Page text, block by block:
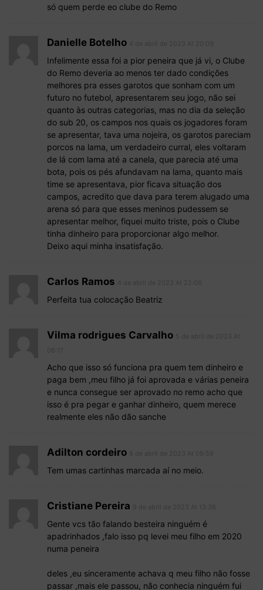
só quem perde eo clube do Remo
Danielle Botelho
Infelimente essa foi a pior peneira que já vi, o Clube
do Remo deveria ao menos ter dado condições
melhores pra esses garotos que sonham com um
futuro no futebol, apresentarem seu jogo, não sei
quanto às outras categorias, mas no dia da seleção
do sub 20, os campos nos quais os jogadores foram
se apresentar, tava uma nojeira, os garotos pareciam
porcos na lama, um verdadeiro curral, eles voltaram
de lá com lama até a canela, que parecia até uma
bota, pois os pés afundavam na lama, quanto mais
time se apresentava, pior ficava situação dos
campos, acredito que dava para terem alugado uma
arena só para que esses meninos pudessem se
apresentar melhor, fiquei muito triste, pois o Clube
tinha dinheiro para proporcionar algo melhor.
Deixo aqui minha insatisfação.
Carlos Ramos
Perfeita tua colocação Beatriz
Vilma rodrigues Carvalho
Acho que isso só funciona pra quem tem dinheiro e
paga bem ,meu filho já foi aprovada e várias peneira
e nunca consegue ser aprovado no remo acho que
isso é pra pegar e ganhar dinheiro, quem merece
realmente eles não dão sanche
Adilton cordeiro
Tem umas cartinhas marcada aí no meio.
Cristiane Pereira
Gente vcs tão falando besteira ninguém é
apadrinhados ,falo isso pq levei meu filho em 2020
numa peneira
deles ,eu sinceramente achava q meu filho não fosse
passar ,mais ele passou, não conhecia ninguém fui